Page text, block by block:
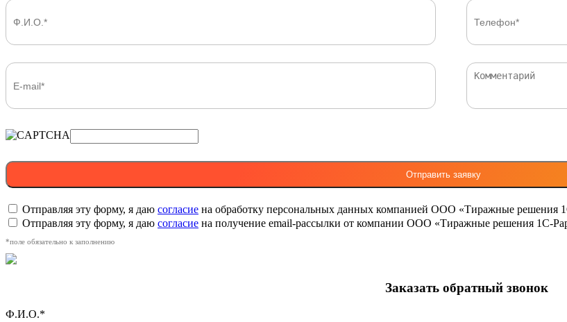
Отправляя эту форму, я даю согласие на обработку персональных данных компанией ООО «Тиражные решения
Отправляя эту форму, я даю согласие на получение email-рассылки от компании ООО «Тиражные решения 1С-
*поле обязательно к заполнению
Заказать обратный звонок
Ф.И.О.*